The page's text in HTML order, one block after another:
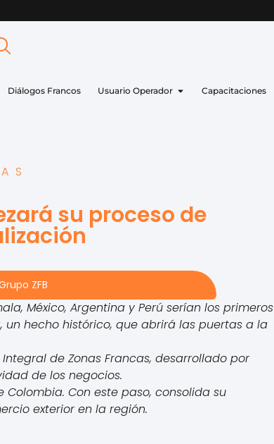
Diálogos Francos Usuario Operador Capacitaciones
su proceso de
ZFB
México, Argentina y Perú serían los primeros
hecho histórico, que abrirá las puertas a la
de Zonas Francas, desarrollado por
de los negocios.
Colombia. Con este paso, consolida su
exterior en la región.